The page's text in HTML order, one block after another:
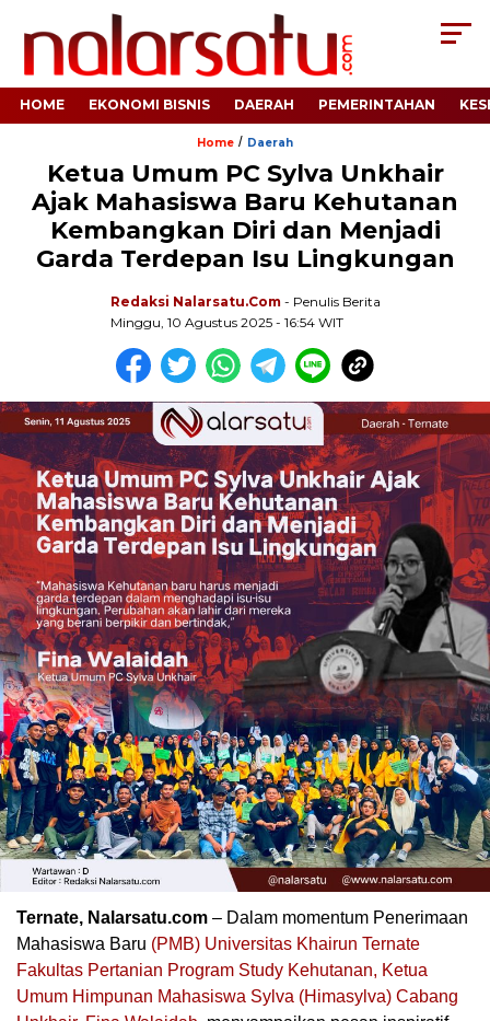
HOME EKONOMI BISNIS DAERAH PEMERINTAHAN
Home / Daerah
Ketua Umum PC Sylva Unkhair
Ajak Mahasiswa Baru Kehutanan
Kembangkan Diri dan Menjadi
Garda Terdepan Isu Lingkungan
Redaksi Nalarsatu.com - Penulis Berita
Minggu, 10 Agustus 2025 - 16:54 WIT
Ternate, Nalarsatu.com – Dalam momentum Penerimaan
Mahasiswa Baru (PMB) Universitas Khairun Ternate
Fakultas Pertanian Program Study Kehutanan, Ketua
Umum Himpunan Mahasiswa Sylva (Himasylva) Cabang